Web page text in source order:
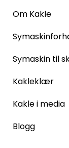
Om Kakle
Symaskin til
Kakleklær
Kakle i media
Blogg